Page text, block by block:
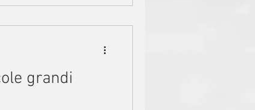
grandi